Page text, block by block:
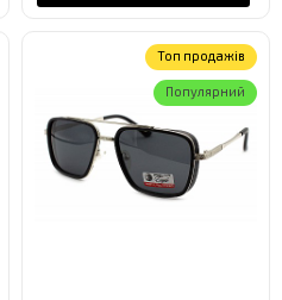
Toп продажів
Популярний